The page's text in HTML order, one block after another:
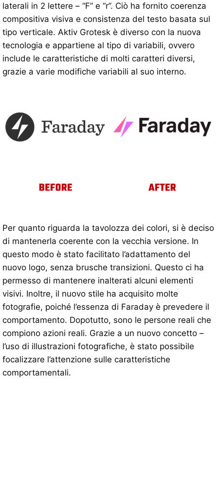
laterali in 2 lettere – “F” e “r”. Ciò ha fornito coerenza
compositiva visiva e consistenza del testo basata sul
tipo verticale. Aktiv Grotesk è diverso con la nuova
tecnologia e appartiene al tipo di variabili, ovvero
include le caratteristiche di molti caratteri diversi,
grazie a varie modifiche variabili al suo interno.
Per quanto riguarda la tavolozza dei colori, si è deciso
di mantenerla coerente con la vecchia versione. In
questo modo è stato facilitato l’adattamento del
nuovo logo, senza brusche transizioni. Questo ci ha
permesso di mantenere inalterati alcuni elementi
visivi. Inoltre, il nuovo stile ha acquisito molte
fotografie, poiché l’essenza di Faraday è prevedere il
comportamento. Dopotutto, sono le persone reali che
compiono azioni reali. Grazie a un nuovo concetto –
l’uso di illustrazioni fotografiche, è stato possibile
focalizzare l’attenzione sulle caratteristiche
comportamentali.